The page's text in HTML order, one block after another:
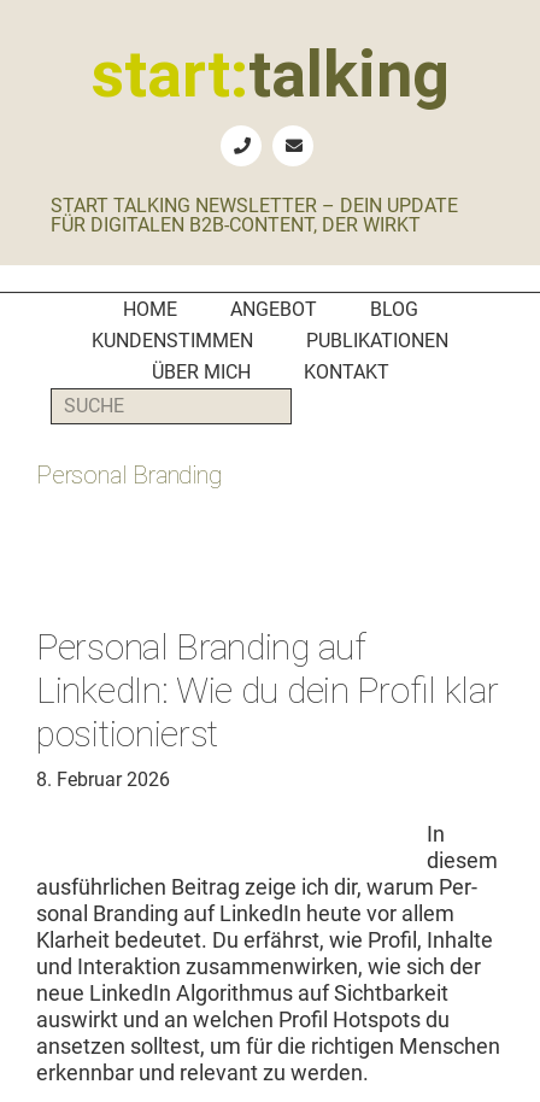
start:talking
B2B-
Social
Media
Manager
PR-
Agenturen
START TALKING NEWSLETTER – DEIN UPDATE
FÜR DIGITALEN B2B-CONTENT, DER WIRKT
HOME ANGEBOT
BLOG
KUNDENSTIMMEN
PUBLIKATIONEN
ÜBER MICH
KONTAKT
SUCHE
Personal Branding
Personal Branding auf
LinkedIn: Wie du dein Profil klar
positionierst
8. Februar 2026
In
diesem
aus­führlichen Beitrag zeige ich dir, warum Per­
son­al Brand­ing auf LinkedIn heute vor allem
Klarheit bedeutet. Du erfährst, wie Pro­fil, Inhalte
und Inter­ak­tion zusam­men­wirken, wie sich der
neue LinkedIn Algo­rith­mus auf Sicht­barkeit
auswirkt und an welchen Pro­fil Hotspots du
anset­zen soll­test, um für die richti­gen Men­schen
erkennbar und rel­e­vant zu werden.